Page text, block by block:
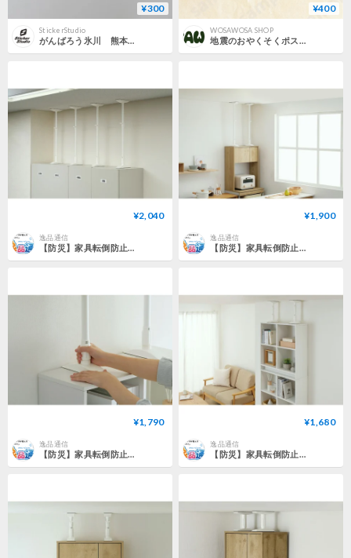
¥300
StickerStudio
がんばろう氷川 熊本地震応援ステッカー黒 熊本・天草・八代・益城・氷川・喜島・御船・芦北・宇城・美里・宇土
¥400
WOSAWOSA SHOP
地震のおやくそくポスター（おかしも）
¥2,040
逸品通信
【防災】家具転倒防止伸縮棒Lサイズ
¥1,900
逸品通信
【防災】家具転倒防止伸縮棒MLサイズ
¥1,790
逸品通信
【防災】家具転倒防止伸縮棒Mサイズ
¥1,680
逸品通信
【防災】家具転倒防止伸縮棒Sサイズ